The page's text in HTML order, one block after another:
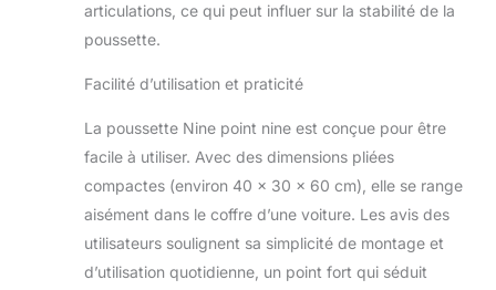
poussette durable
fonction de pliage
facilite le rangement
et le transport et
parents modernes
qui sont
constamment en
déplacement. Deux
articulations, ce qui peut influer sur la stabilité de la
poussette.
Facilité d’utilisation et praticité
La poussette Nine point nine est conçue pour être
facile à utiliser. Avec des dimensions pliées
compactes (environ 40 x 30 x 60 cm), elle se range
aisément dans le coffre d’une voiture. Les avis des
utilisateurs soulignent sa simplicité de montage et
d’utilisation quotidienne, un point fort qui séduit